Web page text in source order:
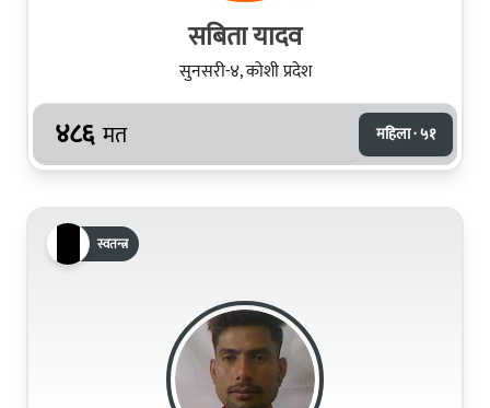
सबिता यादव
सुनसरी-४, कोशी प्रदेश
४८६ मत महिला · ५१
स्वतन्त्र